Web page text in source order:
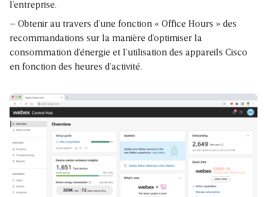
l’entreprise.
– Obtenir au travers d’une fonction « Office Hours » des
recommandations sur la manière d’optimiser la
consommation d’énergie et l’utilisation des appareils Cisco
en fonction des heures d’activité.